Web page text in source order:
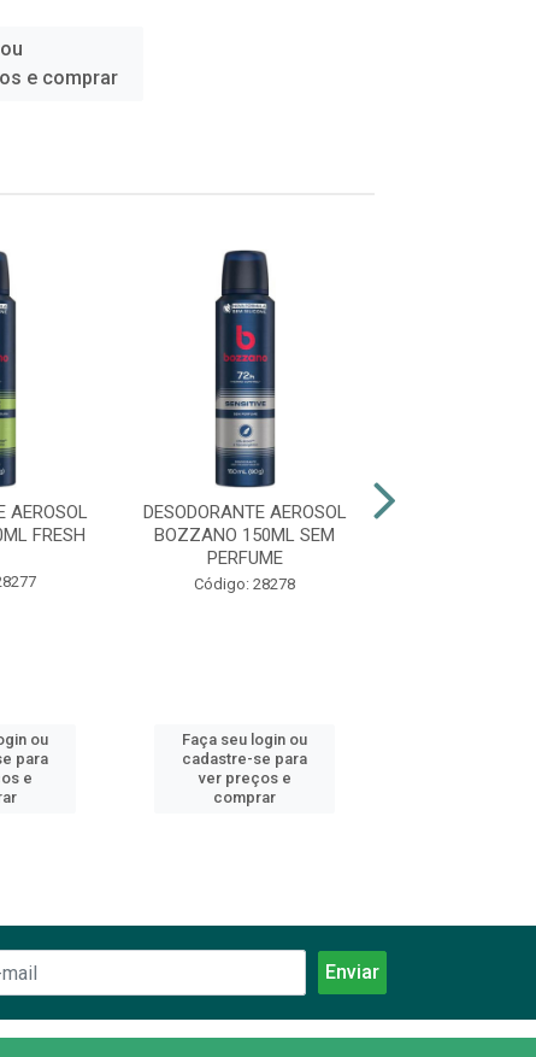
e comprar
AEROSOL
FRESH
ou
para
e
DESODORANTE AEROSOL
BOZZANO 150ML SEM
PERFUME
Código: 28278
Faça seu login ou
cadastre-se para
ver preços e
comprar